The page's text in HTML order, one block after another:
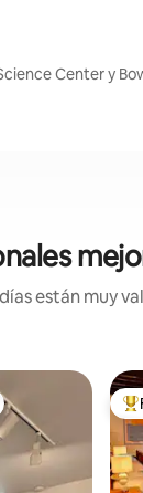
Center y
están muy